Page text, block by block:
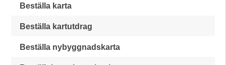
Beställa karta
Beställa kartutdrag
Beställa nybyggnadskarta